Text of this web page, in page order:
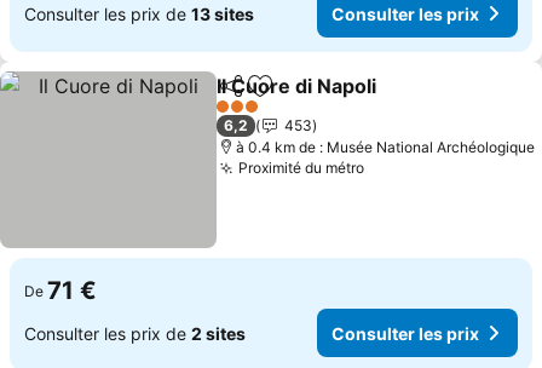
Consulter les prix de 13 sites Consulter les prix
PartagerAjouter à mes favoris
Il Cuore di Napoli
3 Étoiles
6,2
453
à 0.4 km de : Musée National Archéologique
Proximité du métroConsulter les prix
De 71 €
Consulter les prix de 2 sites Consulter les prix